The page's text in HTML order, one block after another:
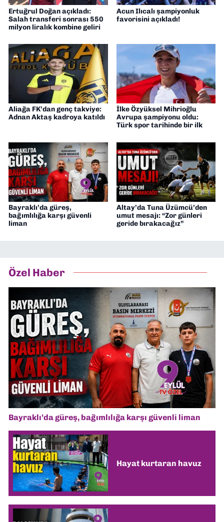
Ertuğrul Doğan açıkladı:
Salah transferi sonrası 550
milyon liralık kombine geliri
Acun Ilıcalı şampiyonluk
favorisini açıkladı!
Aliağa FK’dan genç takviye:
Adnan Aktaş kadroya katıldı
İlke Özyüksel Mihrioğlu
Avrupa şampiyonu oldu:
Türk spor tarihinde bir ilk
Bayraklı’da güreş,
bağımlılığa karşı güvenli
liman
Altay’da Tuna Üzümcü’den
umut mesajı: “Zor günleri
geride bırakacağız”
Özel Haber
Bayraklı’da güreş, bağımlılığa karşı güvenli liman
Hayat kurtaran havuz